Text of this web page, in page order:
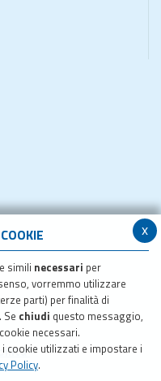
x
simili necessari per
vorremmo utilizzare
parti) per finalità di
chiudi questo messaggio,
necessari.
cookie utilizzati e impostare i
Policy.